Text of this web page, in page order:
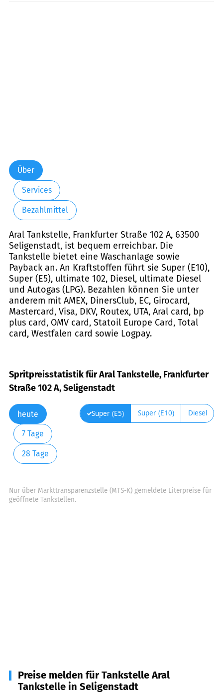
Über
Services
Bezahlmittel
Aral Tankstelle, Frankfurter Straße 102 A, 63500
Seligenstadt, ist bequem erreichbar. Die
Tankstelle bietet eine Waschanlage sowie
Payback an. An Kraftstoffen führt sie Super (E10),
Super (E5), ultimate 102, Diesel, ultimate Diesel
und Autogas (LPG). Bezahlen können Sie unter
anderem mit AMEX, DinersClub, EC, Girocard,
Mastercard, Visa, DKV, Routex, UTA, Aral card, bp
plus card, OMV card, Statoil Europe Card, Total
card, Westfalen card sowie Logpay.
Spritpreisstatistik für Aral Tankstelle, Frankfurter
Straße 102 A, Seligenstadt
heute
7 Tage
28 Tage
Super (E5) Super (E10) Diesel
Nur über Markttransparenzstelle (MTS-K) gemeldete Literpreise für
geöffnete Tankstellen.
Preise melden für Tankstelle Aral
Tankstelle in Seligenstadt